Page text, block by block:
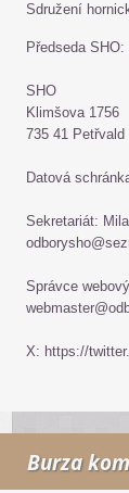
Sdružení
Předseda
SHO
Klimšova 1756
735 41 Petřvald
Datová
Sekretariát:
Správce
X: https://
Burza